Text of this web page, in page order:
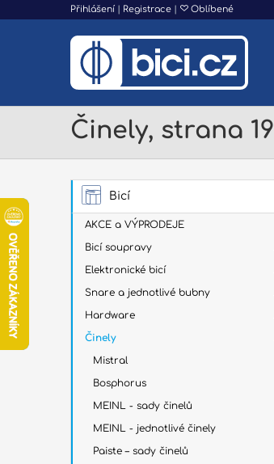
Přihlášení | Registrace | Oblíbené
Činely, strana 19
Bicí
AKCE a VÝPRODEJE
Bicí soupravy
Elektronické bicí
Snare a jednotlivé bubny
Hardware
Činely
Mistral
Bosphorus
MEINL - sady činelů
MEINL - jednotlivé činely
Paiste – sady činelů